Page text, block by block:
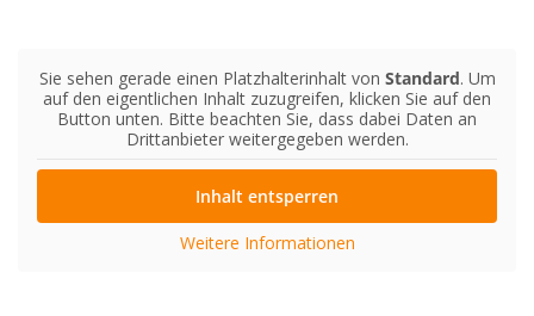
Sie sehen gerade einen Platzhalterinhalt von Standard. Um
auf den eigentlichen Inhalt zuzugreifen, klicken Sie auf den
Button unten. Bitte beachten Sie, dass dabei Daten an
Drittanbieter weitergegeben werden.
Inhalt entsperren
Weitere Informationen